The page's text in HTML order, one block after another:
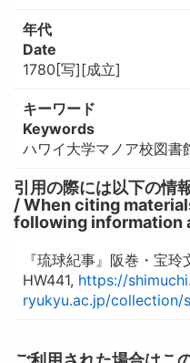
年代
Date
1780[写][成立]
キーワード
Keywords
ハワイ大学マノア校図書
引用の際には以下の情
/ When citing
following information
『琉球紀事』阪巻・宝玲
HW441, https://
ryukyu.ac.jp/collection/